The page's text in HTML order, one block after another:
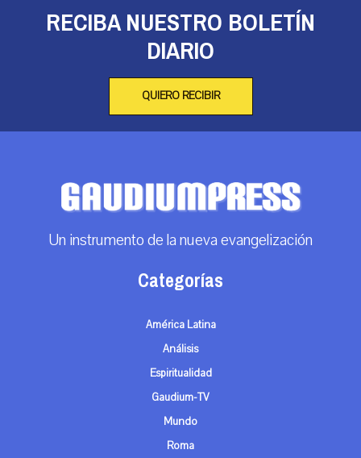
RECIBA NUESTRO BOLETÍN
DIARIO
QUIERO RECIBIR
Un instrumento de la nueva evangelización
Categorías
América Latina
Análisis
Espiritualidad
Gaudium-TV
Mundo
Roma